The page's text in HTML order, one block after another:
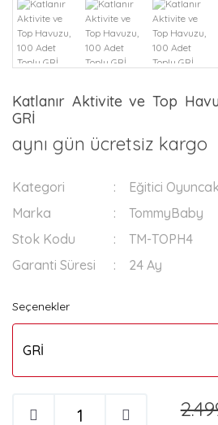
Katlanır Aktivite ve Top
GRİ
aynı gün ücretsiz kargo
Kategori
Eğitici
Marka
TommyBaby
Stok Kodu
TM-TOPH4
Garanti Süresi
24 Ay
Seçenekler